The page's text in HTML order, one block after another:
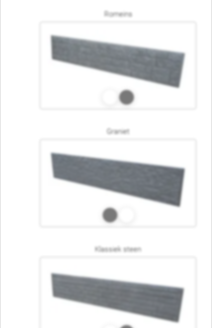
Romeins
Graniet
Klassiek steen